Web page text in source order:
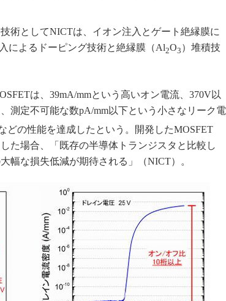
術としてNICTは、イオン注入とゲート絶縁膜に
によるドーピング技術と絶縁膜（Al2O3 ）堆積技
は、39mA/mmという高いオン電流、370V以
測定不可能な数pA/mm以下という小さなリーク電
どの性能を達成したという。開発したMOSFET
た場合、「既存の半導体トランジスタと比較し
幅な損失低減が期待される」（NICT）。